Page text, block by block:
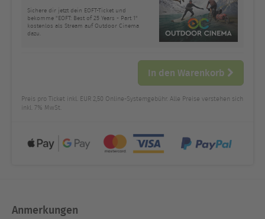
Sichere dir jetzt dein EOFT-Ticket und
bekomme "EOFT: Best of 25 Years - Part 1"
kostenlos als Stream auf Outdoor Cinema
dazu.
In den Warenkorb
Preis pro Ticket inkl. EUR 2,50 Online-Systemgebühr. Alle Preise verstehen sich
inkl. 7% MwSt.
Anmerkungen